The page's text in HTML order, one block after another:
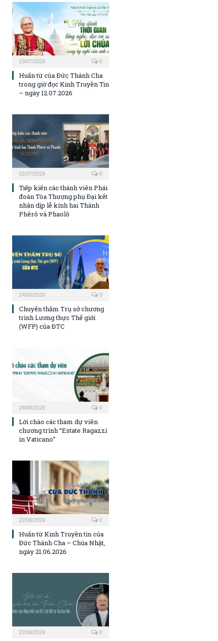
13/07/2026 0
Huấn từ của Đức Thánh Cha
trong giờ đọc Kinh Truyền Tin
– ngày 12.07.2026
02/07/2026 0
Tiếp kiến các thành viên Phái
đoàn Tòa Thượng phụ Đại kết
nhân dịp lễ kính hai Thánh
Phêrô và Phaolô
24/06/2026 0
Chuyến thăm Trụ sở chương
trình Lương thực Thế giới
(WFP) của ĐTC
24/06/2026 0
Lời chào các tham dự viên
chương trình “Estate Ragazzi
in Vaticano”
22/06/2026 0
Huấn từ Kinh Truyền tin của
Đức Thánh Cha – Chúa Nhật,
ngày 21.06.2026
22/06/2026 0